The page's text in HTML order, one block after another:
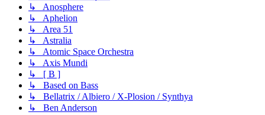
↳ Anosphere
↳ Aphelion
↳ Area 51
↳ Astralia
↳ Atomic Space Orchestra
↳ Axis Mundi
↳ [ B ]
↳ Based on Bass
↳ Bellatrix / Albiero / X-Plosion / Synthya
↳ Ben Anderson